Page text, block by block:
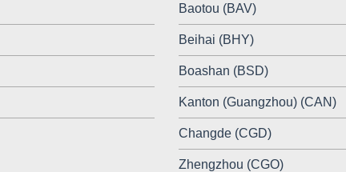
Baotou (BAV)
Beihai (BHY)
Boashan (BSD)
Kanton (Guangzhou) (CAN)
Changde (CGD)
Zhengzhou (CGO)